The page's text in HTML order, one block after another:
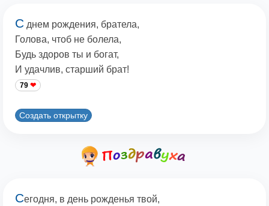
С днем рождения, братела,
Голова, чтоб не болела,
Будь здоров ты и богат,
И удачлив, старший брат!
79
Создать открытку
Сегодня, в день рожденья твой,